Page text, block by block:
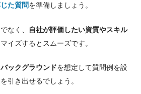
た質問を準備しましょう。
なく、
自社が評価したい資質やスキル
イズするとスムーズです。
バックグラウンドを想定して質問例を設
引き出せるでしょう。